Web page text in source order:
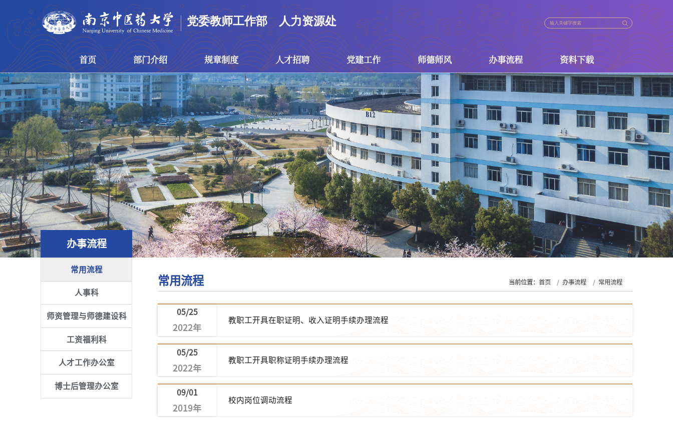
党委教师工作部 人力资源处
首页 部门介绍 规章制度 人才招聘 党建工作 师德师风 办事流程 资料下载
首页 部门介绍 规章制度
上级文件
人事人才
工资福利
师资管理与师德建设
博士后
人才招聘
高层次人才招聘
公开招聘
博士后招聘
党建工作
思想理论
党规党章
党建制度
组织教育
支部活动
学习链接
师德师风 办事流程
人事科
师资管理与师德建设科
工资福利科
人才工作办公室
博士后管理办公室
资料下载
办事流程
常用流程
人事科
师资管理与师德建设科
工资福利科
人才工作办公室
博士后管理办公室
当前位置： 首页 办事流程 常用流程
常用流程
05/25
2022年
教职工开具在职证明、收入证明手续办理流程
05/25
2022年
教职工开具职称证明手续办理流程
09/01
2019年
校内岗位调动流程